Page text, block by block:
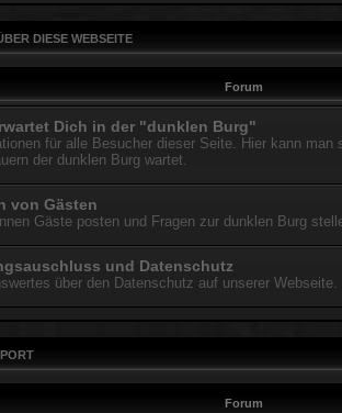
DIESE WEBSEITE
Forum
Dich in der "dunklen Burg"
für alle Besucher dieser Seite. Hier kann
der dunklen Burg wartet.
von Gästen
Gäste posten und Fragen zur dunklen Burg
und Datenschutz
über den Datenschutz auf unserer Webseite.
Forum